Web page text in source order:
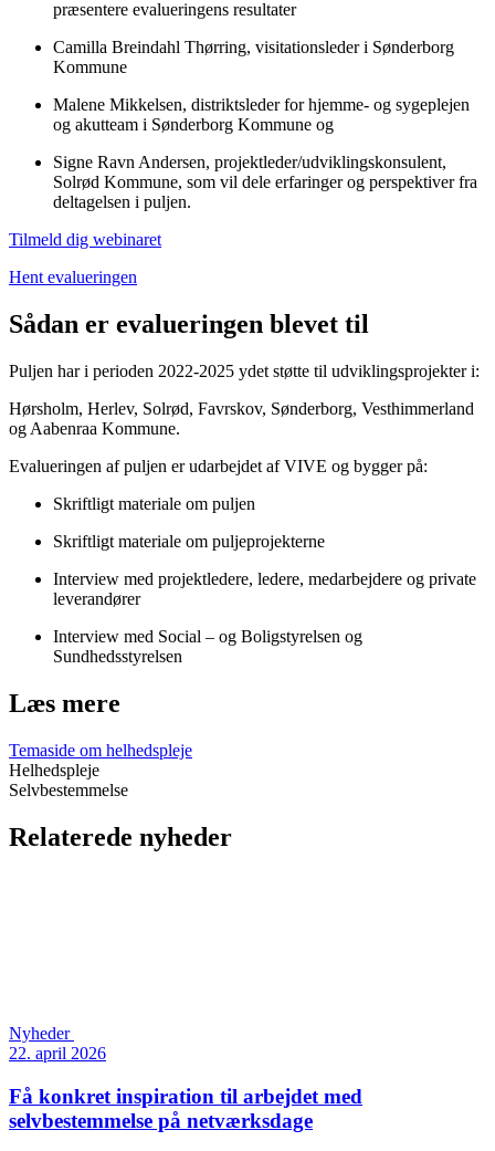
præsentere evalueringens resultater
Camilla Breindahl Thørring, visitationsleder i Sønderborg
Kommune
Malene Mikkelsen, distriktsleder for hjemme- og sygeplejen
og akutteam i Sønderborg Kommune og
Signe Ravn Andersen, projektleder/udviklingskonsulent,
Solrød Kommune, som vil dele erfaringer og perspektiver fra
deltagelsen i puljen.
Tilmeld dig webinaret
Hent evalueringen
Sådan er evalueringen blevet til
Puljen har i perioden 2022-2025 ydet støtte til udviklingsprojekter i:
Hørsholm, Herlev, Solrød, Favrskov, Sønderborg, Vesthimmerland
og Aabenraa Kommune.
Evalueringen af puljen er udarbejdet af VIVE og bygger på:
Skriftligt materiale om puljen
Skriftligt materiale om puljeprojekterne
Interview med projektledere, ledere, medarbejdere og private
leverandører
Interview med Social – og Boligstyrelsen og
Sundhedsstyrelsen
Læs mere
Temaside om helhedspleje
Helhedspleje
Selvbestemmelse
Relaterede nyheder
Nyheder
22. april 2026
Få konkret inspiration til arbejdet med
selvbestemmelse på netværksdage